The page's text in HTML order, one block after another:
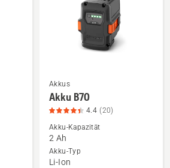
Mehr
Details
zu
Akku
B70
anzeigen,
Akkus
Akku B70
4.4 (20)
Akku-Kapazität
2 Ah
Akku-Typ
Li-Ion